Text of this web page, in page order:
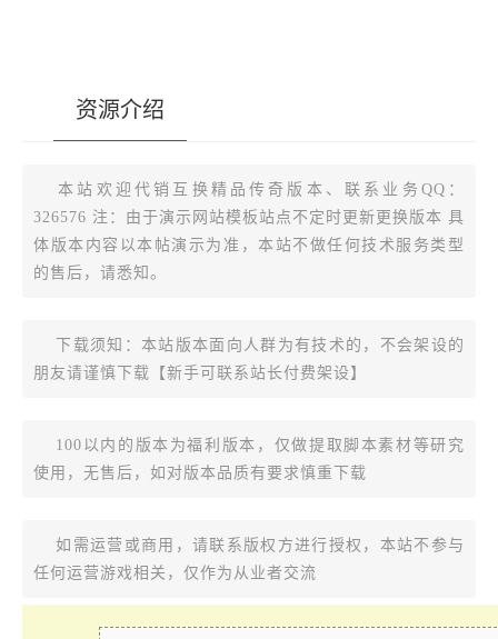
资源介绍
[复制版本链接]
本站欢迎代销互换精品传奇版本、联系业务QQ：
326576 注：由于演示网站模板站点不定时更新更换版本 具
体版本内容以本帖演示为准，本站不做任何技术服务类型
的售后，请悉知。
下载须知：本站版本面向人群为有技术的，不会架设的
朋友请谨慎下载【新手可联系站长付费架设】
100以内的版本为福利版本，仅做提取脚本素材等研究
使用，无售后，如对版本品质有要求慎重下载
如需运营或商用，请联系版权方进行授权，本站不参与
任何运营游戏相关，仅作为从业者交流